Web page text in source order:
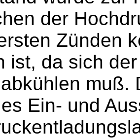
der
Zünden
ist, da sich
muß.
Ein- und